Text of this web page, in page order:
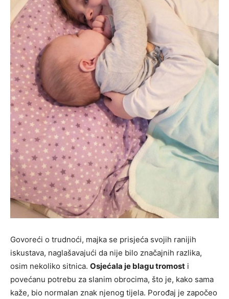
Govoreći o trudnoći, majka se prisjeća svojih ranijih
iskustava, naglašavajući da nije bilo značajnih razlika,
osim nekoliko sitnica. Osjećala je blagu tromost i
povećanu potrebu za slanim obrocima, što je, kako sama
kaže, bio normalan znak njenog tijela. Porođaj je započeo